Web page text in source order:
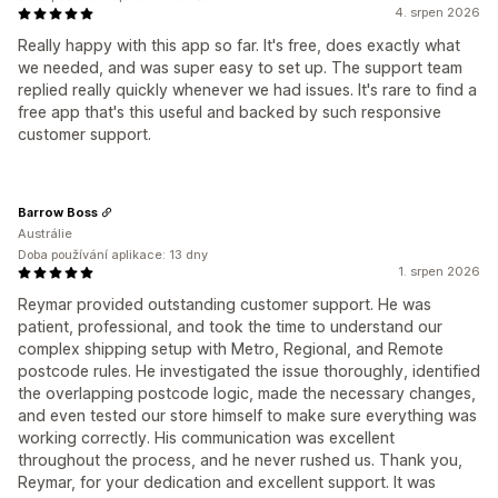
4. srpen 2026
Really happy with this app so far. It's free, does exactly what
we needed, and was super easy to set up. The support team
replied really quickly whenever we had issues. It's rare to find a
free app that's this useful and backed by such responsive
customer support.
1. srpen 2026
Reymar provided outstanding customer support. He was
patient, professional, and took the time to understand our
complex shipping setup with Metro, Regional, and Remote
postcode rules. He investigated the issue thoroughly, identified
the overlapping postcode logic, made the necessary changes,
and even tested our store himself to make sure everything was
working correctly. His communication was excellent
throughout the process, and he never rushed us. Thank you,
Reymar, for your dedication and excellent support. It was
Barrow Boss
Austrálie
Doba používání aplikace: 13 dny